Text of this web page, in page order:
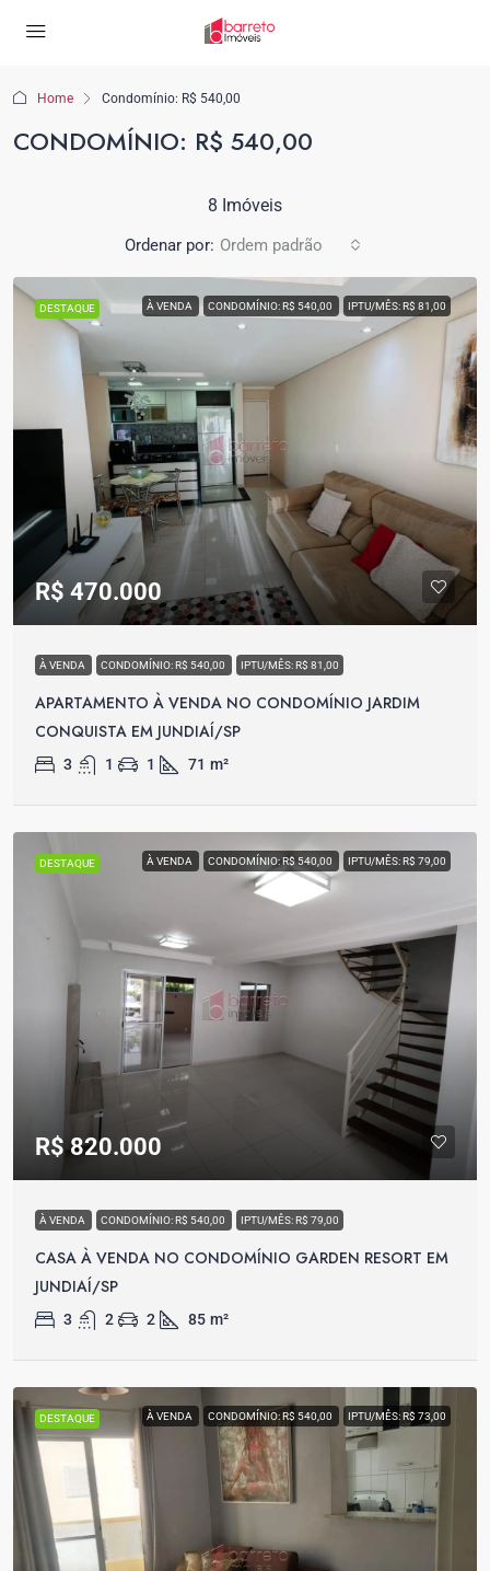
Home Condomínio: R$ 540,00
CONDOMÍNIO: R$ 540,00
8 Imóveis
Ordenar por: Ordem padrão
DESTAQUE À VENDA CONDOMÍNIO: R$ 540,00 IPTU/MÊS: R$ 81,00
R$ 470.000
À VENDA CONDOMÍNIO: R$ 540,00 IPTU/MÊS: R$ 81,00
APARTAMENTO À VENDA NO CONDOMÍNIO JARDIM
CONQUISTA EM JUNDIAÍ/SP
3 1 1 71 m²
DESTAQUE À VENDA CONDOMÍNIO: R$ 540,00 IPTU/MÊS: R$ 79,00
R$ 820.000
À VENDA CONDOMÍNIO: R$ 540,00 IPTU/MÊS: R$ 79,00
CASA À VENDA NO CONDOMÍNIO GARDEN RESORT EM
JUNDIAÍ/SP
3 2 2 85 m²
DESTAQUE À VENDA CONDOMÍNIO: R$ 540,00 IPTU/MÊS: R$ 73,00